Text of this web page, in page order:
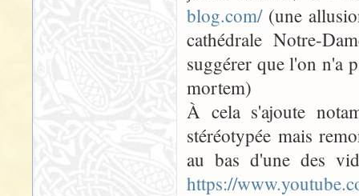
blog.com/(une
cathédrale Notre-
suggérer que l'on n'a
mortem)
À cela s'ajoute
stéréotypée mais
au bas d'une des
https://